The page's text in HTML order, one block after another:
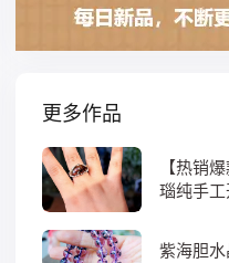
更多作品
【热销
瑙纯手
灵性的完
紫海胆